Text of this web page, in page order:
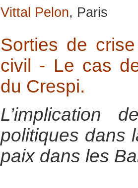
Vittal Pelon, Paris
Sorties de
civil - Le cas
du Crespi.
L’implication
politiques dans
paix dans les